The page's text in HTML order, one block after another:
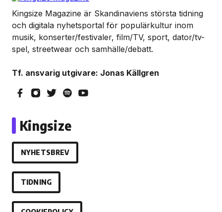
Kingsize Magazine är Skandinaviens största tidning
och digitala nyhetsportal för populärkultur inom
musik, konserter/festivaler, film/TV, sport, dator/tv-
spel, streetwear och samhälle/debatt.
Tf. ansvarig utgivare: Jonas Källgren
Kingsize
NYHETSBREV
TIDNING